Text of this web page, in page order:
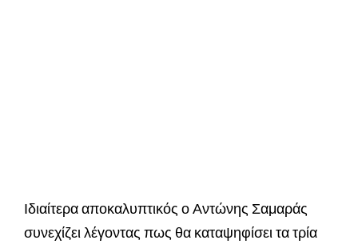
Ιδιαίτερα αποκαλυπτικός ο Αντώνης Σαμαράς
συνεχίζει λέγοντας πως θα καταψηφίσει τα τρία